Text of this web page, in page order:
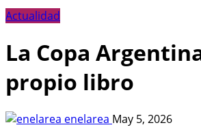
Actualidad
La Copa
propio libro
enelarea May 5, 2026